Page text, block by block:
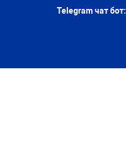
Telegram чат бот: